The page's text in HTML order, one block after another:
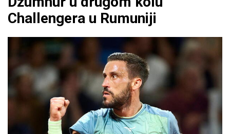
Challengera u Rumuniji